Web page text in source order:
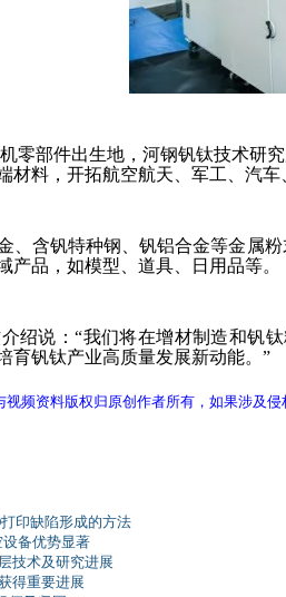
零部件出生地，河钢钒钛技术研
材料，开拓航空航天、军工、汽
、含钒特种钢、钒铝合金等金属
产品，如模型、道具、日用品等
绍说：“我们将在增材制造和钒
育钒钛产业高质量发展新动能。”
频资料版权归原创作者所有，如果涉及侵
印缺陷形成的方法
设备优势显著
技术及研究进展
得重要进展